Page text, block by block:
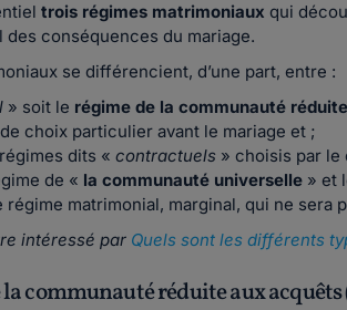
trois régimes matrimoniaux qui
des conséquences du mariage.
se différencient, d’une part, entre :
» soit le régime de la communauté
de choix particulier avant le mariage et ;
régimes dits «contractuels » choisis par le
de « la communauté universelle » et
régime matrimonial, marginal, qui ne sera
intéressé par Quels sont les différents
communauté réduite aux